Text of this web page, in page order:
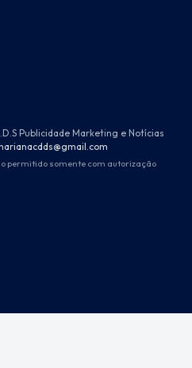
Publicidade Marketing e Notícias
permitido somente com autorização